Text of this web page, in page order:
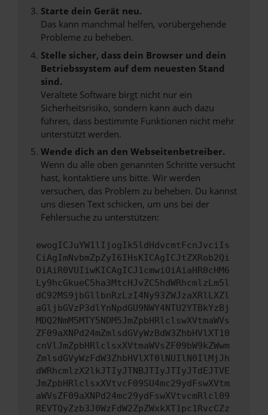
Starte dein Gerät neu.
Das kann manchmal helfen, vorübergehende
Probleme zu beheben.
Stelle sicher, dass dein Browser und dein
Betriebssystem auf dem neuesten Stand
sind.
Veraltete Software birgt nicht nur ein
Sicherheitsrisiko, sondern kann auch dazu
führen, dass bestimmte Funktionen nicht mehr
unterstützt werden.
Wende dich an den Webseitenbetreiber.
Wenn du alle oben genannten Schritte versucht
hast, kontaktiere uns bitte. Wir werden
versuchen, das Problem zu beheben. Du kannst
uns diesen Text schicken, um uns bei der
Fehlersuche zu unterstützen:
ewogICJuYW1lIjogIk5ldHdvcmtFcnJvciIs
CiAgImNvbmZpZyI6IHsKICAgICJtZXRob2Qi
OiAiR0VUIiwKICAgICJ1cmwiOiAiaHR0cHM6
Ly9hcGkueC5ha3MtcHJvZC5hdWRhcmlzLm5l
dC92MS9jbGllbnRzLzI4Ny93ZWJzaXRlLXZl
aGljbGVzP3dlYnNpdGU9NWY4NTU2YTBkYzBj
MDQ2NmM5MTY5NDM5JmZpbHRlclswXVtmaWVs
ZF09aXNPd24mZmlsdGVyWzBdW3ZhbHVlXT10
cnVlJmZpbHRlclsxXVtmaWVsZF09bW9kZWwm
ZmlsdGVyWzFdW3ZhbHVlXT0lNUIlN0IlMjJh
dWRhcmlzX2lkJTIyJTNBJTIyJTIyJTdEJTVE
JmZpbHRlclsxXVtvcF09SU4mc29ydFswXVtm
aWVsZF09aXNPd24mc29ydFswXVtvcmRlcl09
REVTQyZzb3J0WzFdW2ZpZWxkXT1pc1RvcCZz